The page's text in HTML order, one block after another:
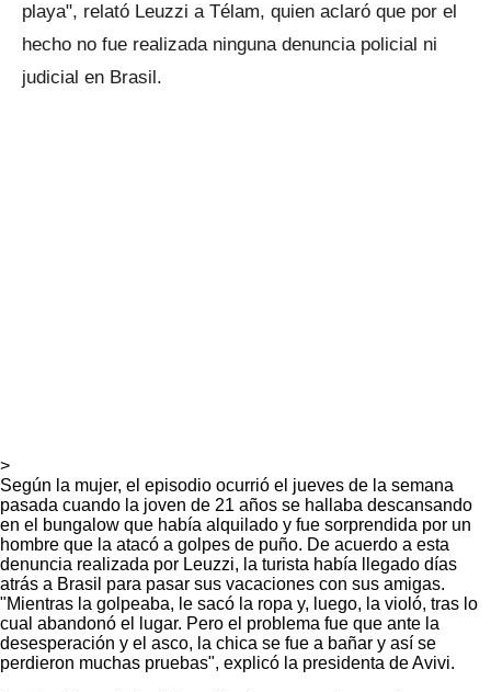
playa", relató Leuzzi a Télam, quien aclaró que por el
hecho no fue realizada ninguna denuncia policial ni
judicial en Brasil.
>
Según la mujer, el episodio ocurrió el jueves de la semana
pasada cuando la joven de 21 años se hallaba descansando
en el bungalow que había alquilado y fue sorprendida por un
hombre que la atacó a golpes de puño. De acuerdo a esta
denuncia realizada por Leuzzi, la turista había llegado días
atrás a Brasil para pasar sus vacaciones con sus amigas.
"Mientras la golpeaba, le sacó la ropa y, luego, la violó, tras lo
cual abandonó el lugar. Pero el problema fue que ante la
desesperación y el asco, la chica se fue a bañar y así se
perdieron muchas pruebas", explicó la presidenta de Avivi.